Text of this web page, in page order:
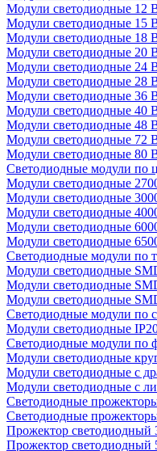
Модули светодиодные 12
Модули светодиодные 15
Модули светодиодные 18
Модули светодиодные 20
Модули светодиодные 24
Модули светодиодные 28
Модули светодиодные 36
Модули светодиодные 40
Модули светодиодные 48
Модули светодиодные 72
Модули светодиодные 80
Светодиодные модули по
Модули светодиодные
Модули светодиодные
Модули светодиодные
Модули светодиодные
Модули светодиодные
Светодиодные модули по
Модули светодиодные
Модули светодиодные
Модули светодиодные
Светодиодные модули по
Модули светодиодные
Светодиодные модули по
Модули светодиодные
Модули светодиодные с
Модули светодиодные с
Светодиодные
Светодиодные
Прожектор светодиодный
Прожектор светодиодный